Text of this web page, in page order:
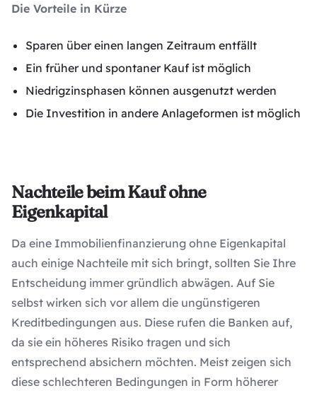
Die Vorteile in Kürze
Sparen über einen langen Zeitraum entfällt
Ein früher und spontaner Kauf ist möglich
Niedrigzinsphasen können ausgenutzt werden
Die Investition in andere Anlageformen ist möglich
Nachteile beim Kauf ohne
Eigenkapital
Da eine Immobilienfinanzierung ohne Eigenkapital
auch einige Nachteile mit sich bringt, sollten Sie Ihre
Entscheidung immer gründlich abwägen. Auf Sie
selbst wirken sich vor allem die ungünstigeren
Kreditbedingungen aus. Diese rufen die Banken auf,
da sie ein höheres Risiko tragen und sich
entsprechend absichern möchten. Meist zeigen sich
diese schlechteren Bedingungen in Form höherer